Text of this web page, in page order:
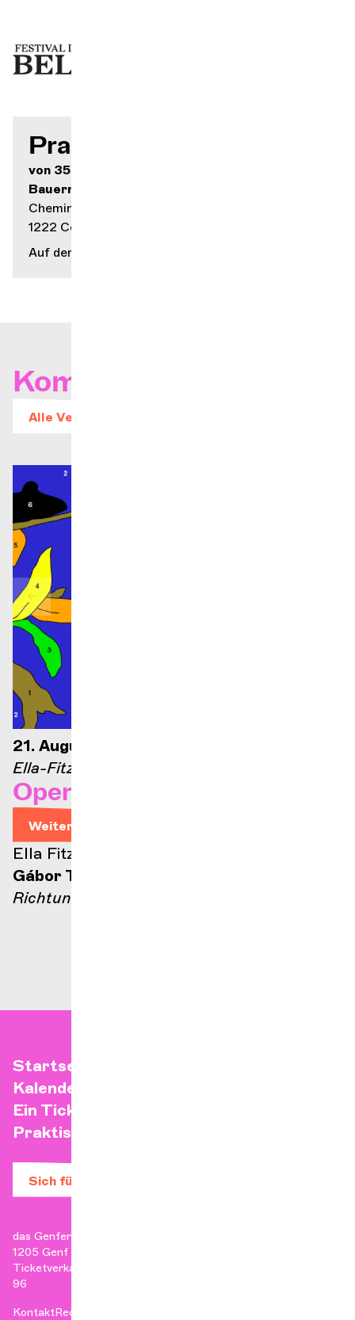
Praktische Infos
von 35.- bis 80.-
Bauernhof von Saint-Maurice
Chemin de la Dame 67
1222 Collonge-Bellerive
Auf der Karte anzeigen
Kommende Konzerte
Alle Veranstaltungen
21. August 2026 – 21 Uhr
Ella-Fitzgerald-Bühne
Opernarien
Weitere Informationen
Ella Fitzgerald Bühne
Gábor Takács-Nagy
Richtung
Startseite
Kalender
Ein Ticket kaufen
Praktische Infos
Sich für den Newsletter anmelden
das Genfer Kammerorchester
1205 Genf
Ticketverkauf: +41 22 807 17 90 | Verwaltung: +41 22 807 17
96
KontaktRechtliche Hinweise